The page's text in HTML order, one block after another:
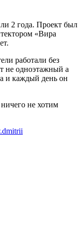
2 года. Проект был
«Вира
работали без
не одноэтажный а
и каждый день он
не хотим